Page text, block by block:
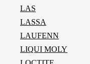
LAS
LASSA
LAUFENN
LIQUI MOLY